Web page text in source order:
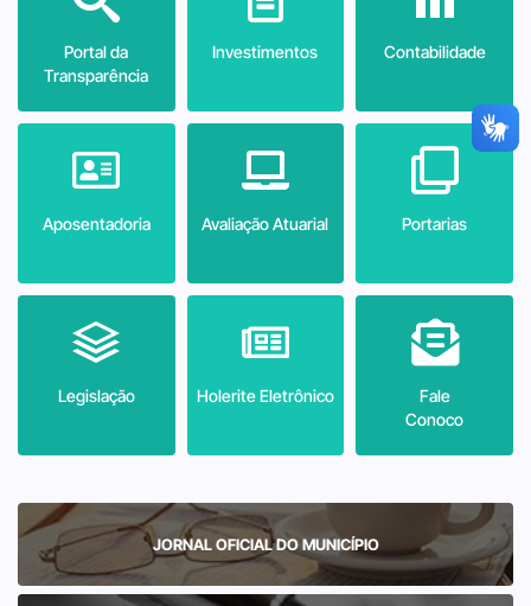
Portal da
Transparência
Investimentos Contabilidade
Aposentadoria Avaliação Atuarial Portarias
Legislação Holerite Eletrônico
Fale
Conoco
JORNAL OFICIAL DO MUNICÍPIO